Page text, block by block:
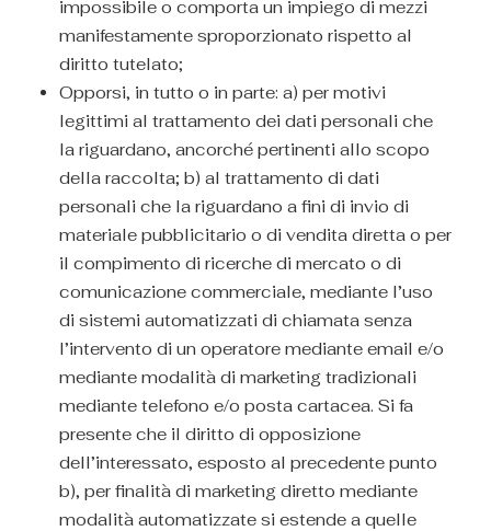
impossibile o comporta un impiego di mezzi
manifestamente sproporzionato rispetto al
diritto tutelato;
Opporsi, in tutto o in parte: a) per motivi
legittimi al trattamento dei dati personali che
la riguardano, ancorché pertinenti allo scopo
della raccolta; b) al trattamento di dati
personali che la riguardano a fini di invio di
materiale pubblicitario o di vendita diretta o per
il compimento di ricerche di mercato o di
comunicazione commerciale, mediante l’uso
di sistemi automatizzati di chiamata senza
l’intervento di un operatore mediante email e/o
mediante modalità di marketing tradizionali
mediante telefono e/o posta cartacea. Si fa
presente che il diritto di opposizione
dell’interessato, esposto al precedente punto
b), per finalità di marketing diretto mediante
modalità automatizzate si estende a quelle